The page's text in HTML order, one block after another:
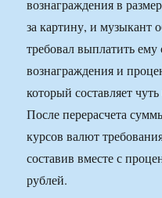
вознаграждения в
за картину, и музыкант
требовал выплатить
вознаграждения и
который составляет
После перерасчета
курсов валют
составив вместе с
рублей.